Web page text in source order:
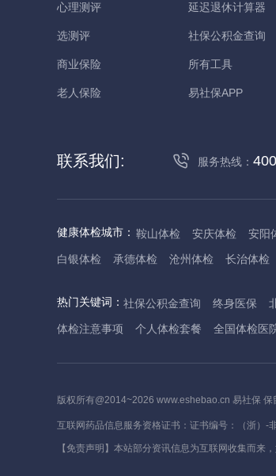
心理测评
选测评
商业保险
老人保险
延迟退休计算器
社保公积金查询
所有工具
易社保APP
联系我们: 服务热线：
健康体检城市： 鞍山体检 安庆体检 安阳
白银体检
承德体检 沧州体检 长治体检
抚州体检
佛山体检 防城港体检 赣州体
哈尔滨体检
淮安体检 杭州体检 湖州体
河池体检
海口体检 汉中体检 晋城体检
热门关键词： 社保公积金查询 终身医保
体检注意事项
个人体检套餐 全国体检医
版权所有@2014~2026 www.eshebao.cn 易社保 保
互联网药品信息服务资格证书：证书编号：（浙）-
【免责声明】本站部分资讯信息为互联网收集而来